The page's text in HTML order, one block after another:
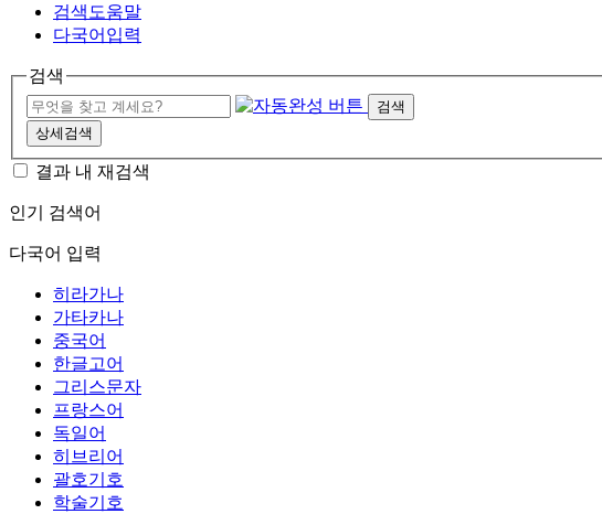
검색도움말
다국어입력
검색
검색
상세검색
결과 내 재검색
인기 검색어
다국어 입력
히라가나
가타카나
중국어
한글고어
그리스문자
프랑스어
독일어
히브리어
괄호기호
학술기호